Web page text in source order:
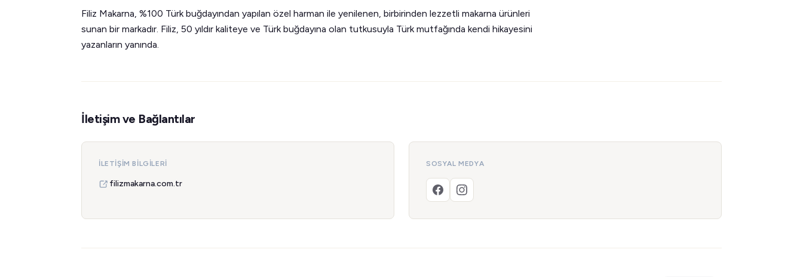
Filiz Makarna, %100 Türk buğdayından yapılan özel harman ile yenilenen, birbirinden lezzetli makarna ürünleri
sunan bir markadır. Filiz, 50 yıldır kaliteye ve Türk buğdayına olan tutkusuyla Türk mutfağında kendi hikayesini
yazanların yanında.
İletişim ve Bağlantılar
İLETIŞIM BILGILERI
filizmakarna.com.tr
SOSYAL MEDYA